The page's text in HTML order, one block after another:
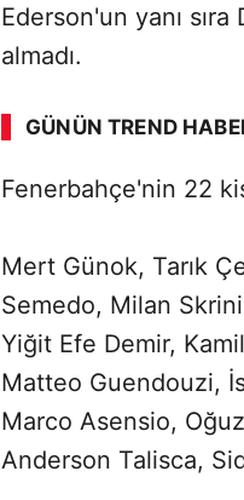
Ederson'un yanı
almadı.
GÜNÜN TREND
SÖZCÜ SON DAKİKA
Fenerbahçe'nin 22
Mert Günok, Tarık
Semedo, Milan
Yiğit Efe Demir,
Matteo Guendouzi,
Marco Asensio,
Anderson Talisca,